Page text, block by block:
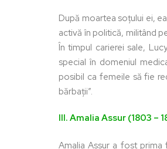
După moartea soțului ei,
activă în politică, militând
În timpul carierei sale,
special în domeniul
posibil ca femeile să fie
bărbații”.
III. Amalia Assur (1803
Amalia Assur a fost